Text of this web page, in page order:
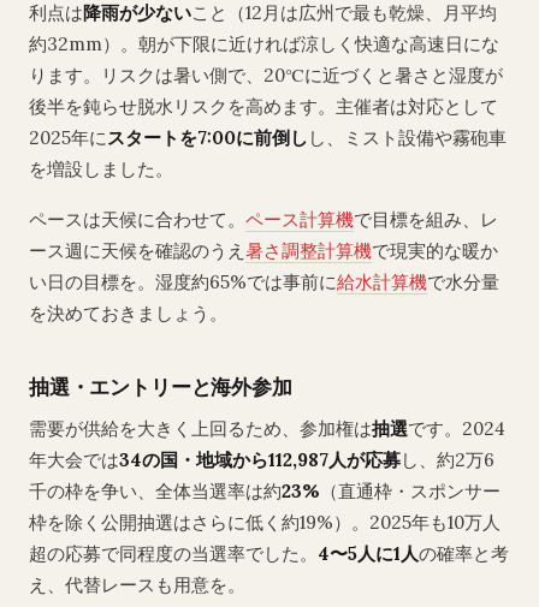
利点は降雨が少ないこと（12月は広州で最も乾燥、月平均
約32mm）。朝が下限に近ければ涼しく快適な高速日にな
ります。リスクは暑い側で、20℃に近づくと暑さと湿度が
後半を鈍らせ脱水リスクを高めます。主催者は対応として
2025年にスタートを7:00に前倒し し、ミスト設備や霧砲車
を増設しました。
ペースは天候に合わせて。 ペース計算機で目標を組み、レ
ース週に天候を確認のうえ 暑さ調整計算機で現実的な暖か
い日の目標を。湿度約65%では事前に給水計算機で水分量
を決めておきましょう。
抽選・エントリーと海外参加
需要が供給を大きく上回るため、参加権は抽選です。2024
年大会では34の国・地域から112,987人が応募し、約2万6
千の枠を争い、全体当選率は約23% （直通枠・スポンサー
枠を除く公開抽選はさらに低く約19%）。2025年も10万人
超の応募で同程度の当選率でした。 4〜5人に1人の確率と考
え、代替レースも用意を。